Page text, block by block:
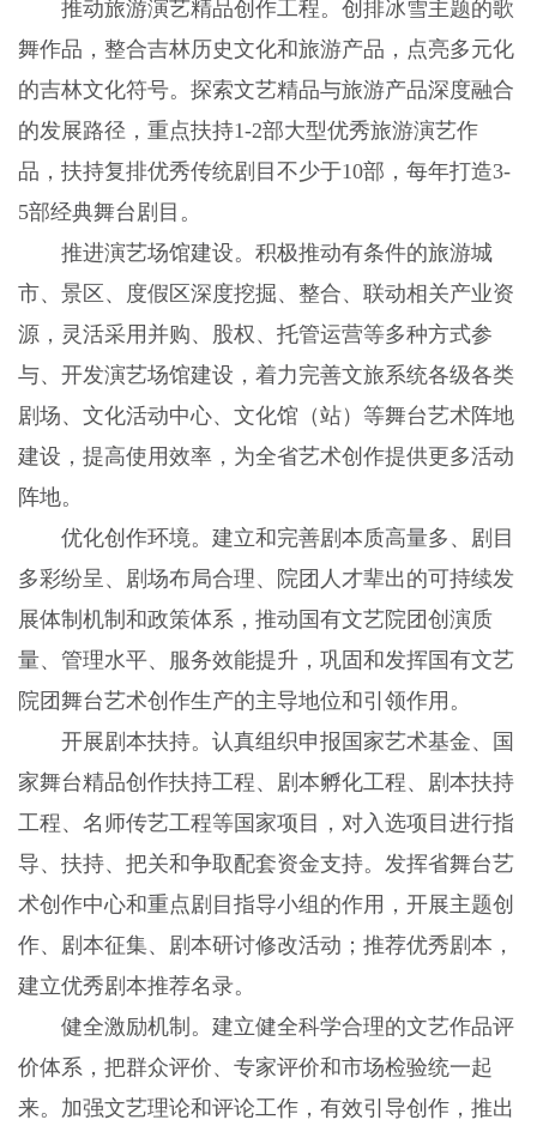
推动旅游演艺精品创作工程。创排冰雪主题的歌
舞作品，整合吉林历史文化和旅游产品，点亮多元化
的吉林文化符号。探索文艺精品与旅游产品深度融合
的发展路径，重点扶持1-2部大型优秀旅游演艺作
品，扶持复排优秀传统剧目不少于10部，每年打造3-
5部经典舞台剧目。
推进演艺场馆建设。积极推动有条件的旅游城
市、景区、度假区深度挖掘、整合、联动相关产业资
源，灵活采用并购、股权、托管运营等多种方式参
与、开发演艺场馆建设，着力完善文旅系统各级各类
剧场、文化活动中心、文化馆（站）等舞台艺术阵地
建设，提高使用效率，为全省艺术创作提供更多活动
阵地。
优化创作环境。建立和完善剧本质高量多、剧目
多彩纷呈、剧场布局合理、院团人才辈出的可持续发
展体制机制和政策体系，推动国有文艺院团创演质
量、管理水平、服务效能提升，巩固和发挥国有文艺
院团舞台艺术创作生产的主导地位和引领作用。
开展剧本扶持。认真组织申报国家艺术基金、国
家舞台精品创作扶持工程、剧本孵化工程、剧本扶持
工程、名师传艺工程等国家项目，对入选项目进行指
导、扶持、把关和争取配套资金支持。发挥省舞台艺
术创作中心和重点剧目指导小组的作用，开展主题创
作、剧本征集、剧本研讨修改活动；推荐优秀剧本，
建立优秀剧本推荐名录。
健全激励机制。建立健全科学合理的文艺作品评
价体系，把群众评价、专家评价和市场检验统一起
来。加强文艺理论和评论工作，有效引导创作，推出